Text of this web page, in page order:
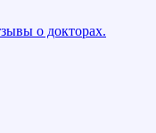
о докторах.